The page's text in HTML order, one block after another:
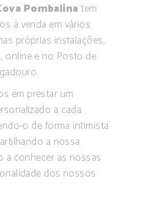
Pombalinatem
à venda em vários
próprias instalações,
online e no Posto de
em prestar um
a cada
o de forma intimista
a nossa
a conhecer as nossas
dos nossos